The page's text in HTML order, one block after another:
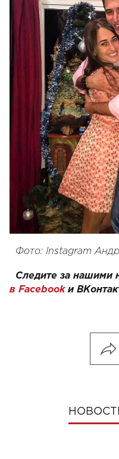
Фото: Instagram
Следите за нашими
в Facebookи